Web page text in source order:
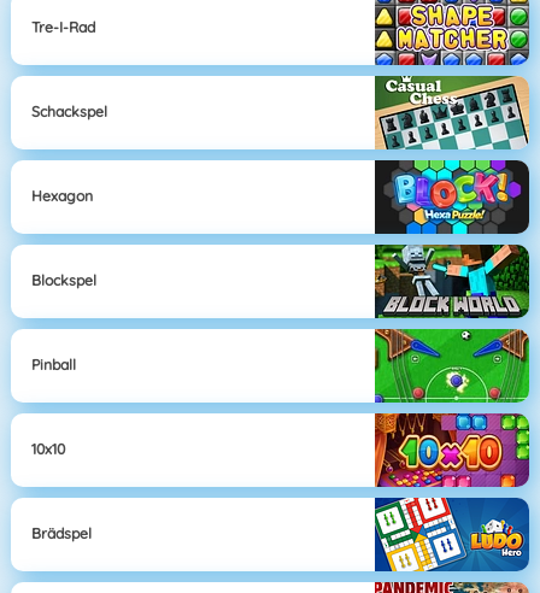
Tre-I-Rad
Schackspel
Hexagon
Blockspel
Pinball
10x10
Brädspel